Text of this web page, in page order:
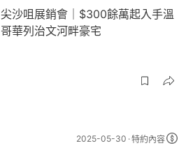
尖沙咀展銷會｜$300餘萬起入手溫
哥華列治文河畔豪宅
2025-05-30 特約內容